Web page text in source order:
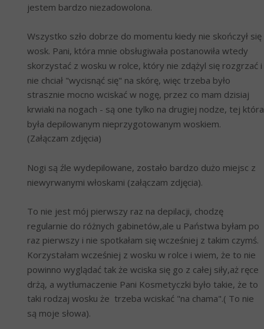
jestem bardzo niezadowolona.
Wszystko szło dobrze do momentu kiedy nie skończył się
wosk. Pani, która mnie obsługiwała postanowiła wtedy
skorzystać z wosku w rolce, który nie zdążyl się rozgrzać i
nie chciał "wycisnąć się" na skórę, więc trzeba było
strasznie mocno wciskać w nogę, przez co mam dzisiaj
krwiaki na nogach - są one tylko na drugiej nodze, tej która
była depilowanym nieprzygotowanym woskiem.
(Załączam zdjęcia)
Nogi są źle wydepilowane, zostało bardzo dużo miejsc z
niewyrwanymi włoskami (załączam zdjęcia).
To nie jest mój pierwszy raz na depilacji, chodzę
regularnie do różnych gabinetów,ale u Państwa byłam po
raz pierwszy i nie spotkałam się wcześniej z takim czymś.
Korzystałam wcześniej z wosku w rolce i wiem, że to nie
powinno wyglądać tak że wciska się go z całej siły,aż ręce
drżą, a wytłumaczenie Pani Kosmetyczki było takie, że to
taki rodzaj wosku że  trzeba wciskać "na chama".( To nie
są moje słowa).